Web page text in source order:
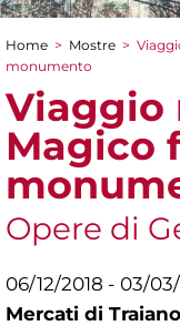
Tu sei qui
Home > Mostre >
monumento
Viaggio
Magico
Opere di
06/12/2018 - 03/
Mercati di